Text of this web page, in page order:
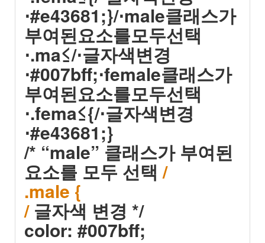
⋅#e43681;}/⋅male클래스가
부여된요소를모두선택
⋅.ma≤/⋅글자색변경
⋅#007bff;⋅female클래스가
부여된요소를모두선택
⋅.fema≤{/⋅글자색변경
⋅#e43681;}
/* “male” 클래스가 부여된
요소를 모두 선택 /
.male {
/글자색 변경 */
color: #007bff;